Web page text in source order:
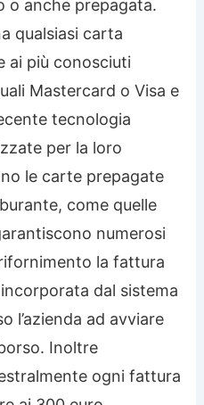
o anche prepagata.
qualsiasi carta
ai più conosciuti
Mastercard o Visa e
tecnologia
per la loro
le carte prepagate
come quelle
numerosi
la fattura
dal sistema
l’azienda ad avviare
Inoltre
ogni fattura